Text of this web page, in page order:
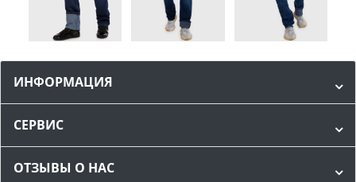
ИНФОРМАЦИЯ
СЕРВИС
ОТЗЫВЫ О НАС